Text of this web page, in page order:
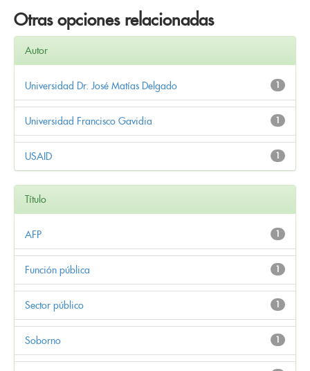
Otras opciones relacionadas
Autor
1
Universidad Dr. José Matías Delgado
1
Universidad Francisco Gavidia
1
USAID
Título
1
AFP
1
Función pública
1
Sector público
1
Soborno